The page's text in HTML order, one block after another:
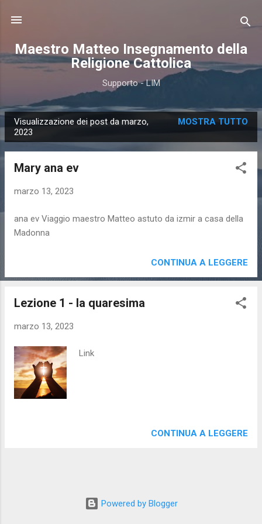
Maestro Matteo Insegnamento della
Religione Cattolica
Supporto - LIM
o
Visualizzazione dei post da marzo,
2023
MOSTRA TUTTO
Mary ana ev
marzo 13, 2023
ana ev Viaggio maestro Matteo astuto da izmir a casa della
Madonna
CONTINUA A LEGGERE
Lezione 1 - la quaresima
marzo 13, 2023
Link
CONTINUA A LEGGERE
Powered by Blogger